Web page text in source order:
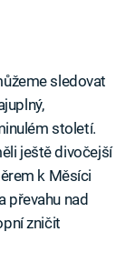
sledovat
století.
ještě divočejší
k Měsíci
převahu nad
zničit